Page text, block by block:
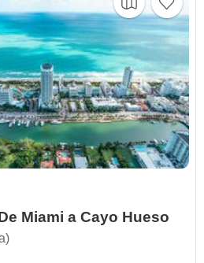
Miami a Cayo Hueso